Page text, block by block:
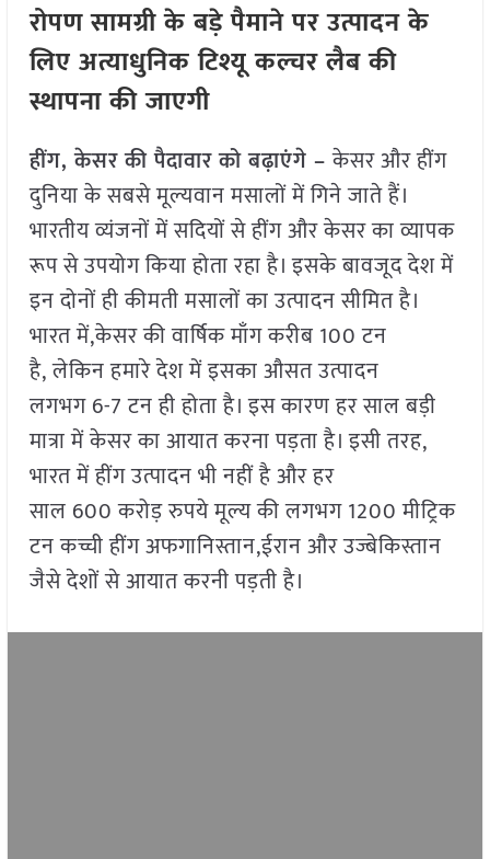
रोपण सामग्री के बड़े पैमाने पर उत्पादन के
लिए अत्याधुनिक टिश्यू कल्चर लैब की
स्थापना की जाएगी
हींग, केसर की पैदावार को बढ़ाएंगे –केसर और हींग
दुनिया के सबसे मूल्यवान मसालों में गिने जाते हैं।
भारतीय व्यंजनों में सदियों से हींग और केसर का व्यापक
रूप से उपयोग किया होता रहा है। इसके बावजूद देश में
इन दोनों ही कीमती मसालों का उत्पादन सीमित है।
भारत में,केसर की वार्षिक माँग करीब 100 टन
है, लेकिन हमारे देश में इसका औसत उत्पादन
लगभग 6-7 टन ही होता है। इस कारण हर साल बड़ी
मात्रा में केसर का आयात करना पड़ता है। इसी तरह,
भारत में हींग उत्पादन भी नहीं है और हर
साल 600 करोड़ रुपये मूल्य की लगभग 1200 मीट्रिक
टन कच्ची हींग अफगानिस्तान,ईरान और उज्बेकिस्तान
जैसे देशों से आयात करनी पड़ती है।